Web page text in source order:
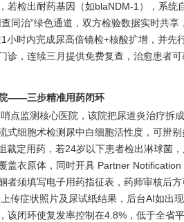
若检出耐药基因（如blaNDM-1），系统
同治”绿色通道，双方检验数据实时共
小时内完成尿高倍镜检+核酸扩增，并先
诊，连续三月提供免费复查，治愈患者
——三步精准用药闭环
点监测核心医院，该院把尿道炎治疗拆
式细胞术检测尿中白细胞活性度，可辨
裁定用药，若24岁以下患者检出淋球菌
盖衣原体，同时开具 Partner
者须填写电子用药指征表，药师审核后
传症状照片及尿试纸结果，后台AI如出
该闭环使复发率控制在4.8%，低于全省平